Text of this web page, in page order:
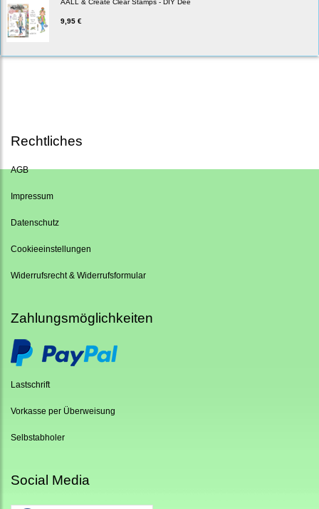
AALL & Create Clear Stamps - DIY Dee
9,95 €
Rechtliches
AGB
Impressum
Datenschutz
Cookieeinstellungen
Widerrufsrecht & Widerrufsformular
Zahlungsmöglichkeiten
Lastschrift
Vorkasse per Überweisung
Selbstabholer
Social Media